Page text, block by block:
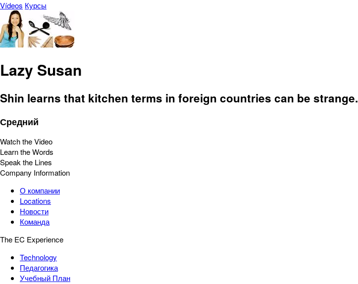
Vídeos Курсы
Lazy Susan
Shin learns that kitchen terms in foreign countries can be strange.
Средний
Watch the Video
Learn the Words
Speak the Lines
Company Information
О компании
Locations
Новости
Команда
The EC Experience
Technology
Педагогика
Учебный План